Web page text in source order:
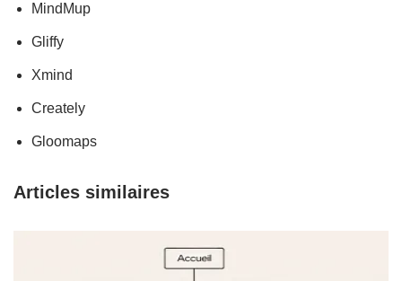
MindMup
Gliffy
Xmind
Creately
Gloomaps
Articles similaires